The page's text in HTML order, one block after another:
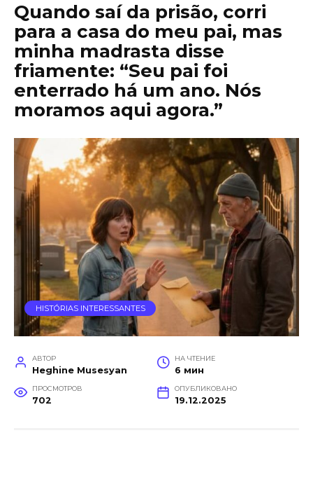
Quando saí da prisão, corri
para a casa do meu pai, mas
minha madrasta disse
friamente: “Seu pai foi
enterrado há um ano. Nós
moramos aqui agora.”
HISTÓRIAS INTERESSANTES
АВТОР
Heghine Musesyan
НА ЧТЕНИЕ
6 мин
ПРОСМОТРОВ
702
ОПУБЛИКОВАНО
19.12.2025